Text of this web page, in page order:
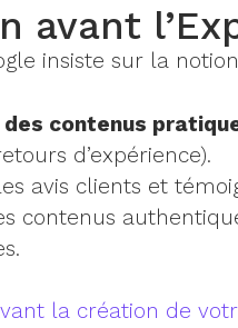
avant
insiste sur la
des contenus
d’expérience).
avis clients et
contenus
la création de